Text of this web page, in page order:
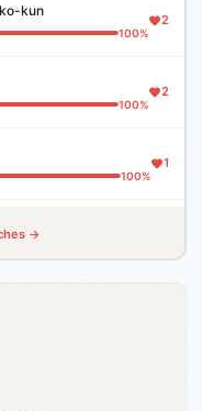
kun
100%
2
100%
2
100%
1
→